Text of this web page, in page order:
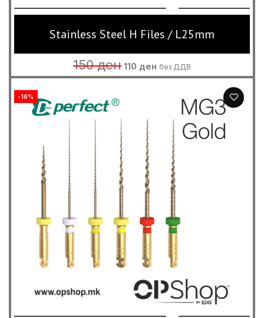
Stainless Steel H Files / L25mm
150ден Original
price
110 ден Current
price
без ДДВ
-16%